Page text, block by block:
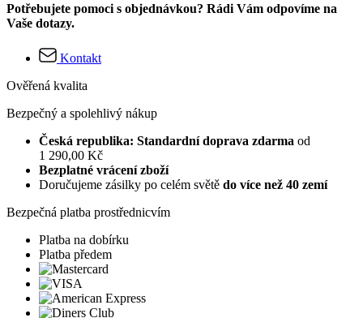
Potřebujete pomoci s objednávkou? Rádi Vám odpovíme na
Vaše dotazy.
Kontakt
Ověřená kvalita
Bezpečný a spolehlivý nákup
Česká republika: Standardní doprava zdarma od
1 290,00 Kč
Bezplatné vrácení zboží
Doručujeme zásilky po celém světě do více než 40 zemí
Bezpečná platba prostřednicvím
Platba na dobírku
Platba předem